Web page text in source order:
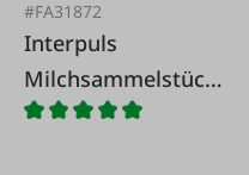
#FA31872
Interpuls
Milchsammelstück
Orbiter 240 cm³